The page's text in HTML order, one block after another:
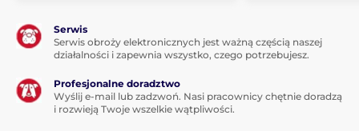
Serwis
Serwis obroży elektronicznych jest ważną częścią naszej
działalności i zapewnia wszystko, czego potrzebujesz.
Profesjonalne doradztwo
Wyślij e-mail lub zadzwoń. Nasi pracownicy chętnie doradzą
i rozwieją Twoje wszelkie wątpliwości.